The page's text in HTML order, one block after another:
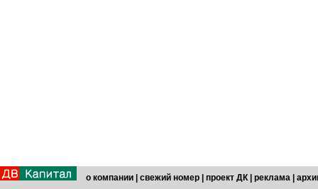
о компании свежий номер проект ДК реклама